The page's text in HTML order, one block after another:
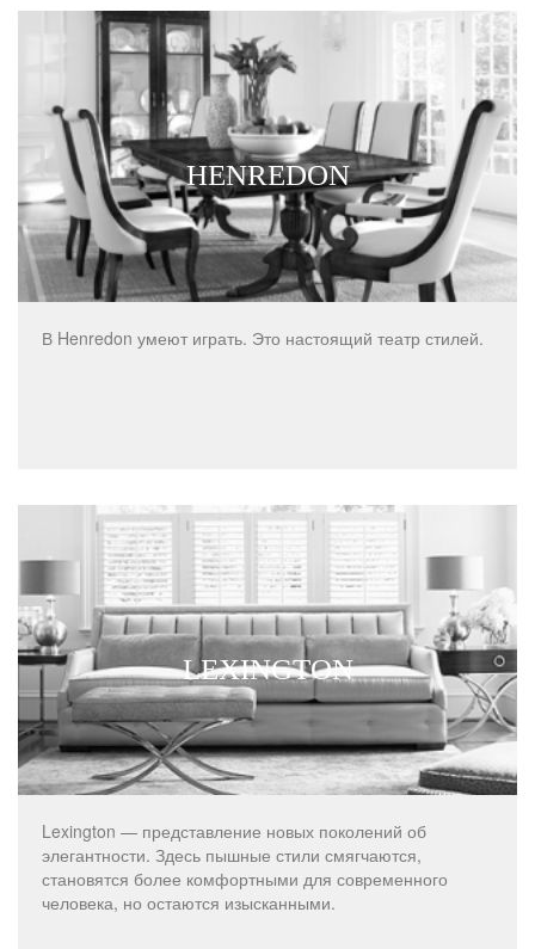
HENREDON
В Henredon умеют играть. Это настоящий театр стилей.
LEXINGTON
Lexington — представление новых поколений об
элегантности. Здесь пышные стили смягчаются,
становятся более комфортными для современного
человека, но остаются изысканными.